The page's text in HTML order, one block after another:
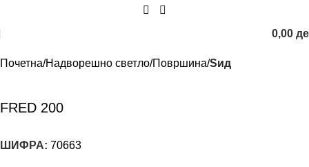
0,00
Почетна Надворешно светло Површина Ѕид
FRED 200
ШИФРА: 70663